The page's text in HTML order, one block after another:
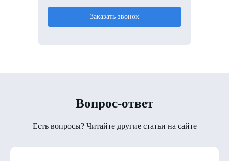
Заказать звонок
Вопрос-ответ
Есть вопросы? Читайте другие статьи на сайте